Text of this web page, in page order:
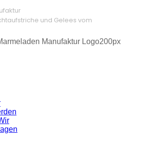
und Gelees vom